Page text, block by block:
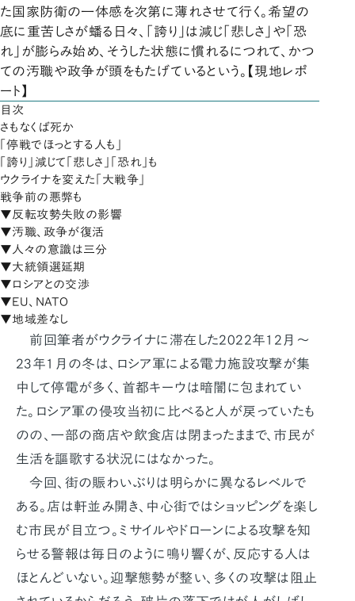
た国家防衛の一体感を次第に薄れさせて行く。希望の
底に重苦しさが蟠る日々、「誇り」は減じ「悲しさ」や「恐
れ」が膨らみ始め、そうした状態に慣れるにつれて、かつ
ての汚職や政争が頭をもたげているという。【現地レポ
ート】
目次
さもなくば死か
「停戦でほっとする人も」
「誇り」減じて「悲しさ」「恐れ」も
ウクライナを変えた「大戦争」
戦争前の悪弊も
▼反転攻勢失敗の影響
▼汚職、政争が復活
▼人々の意識は三分
▼大統領選延期
▼ロシアとの交渉
▼EU、NATO
▼地域差なし
前回筆者がウクライナに滞在した2022年12月～
23年1月の冬は、ロシア軍による電力施設攻撃が集
中して停電が多く、首都キーウは暗闇に包まれてい
た。ロシア軍の侵攻当初に比べると人が戻っていたも
のの、一部の商店や飲食店は閉まったままで、市民が
生活を謳歌する状況にはなかった。
今回、街の賑わいぶりは明らかに異なるレベルで
ある。店は軒並み開き、中心街ではショッピングを楽し
む市民が目立つ。ミサイルやドローンによる攻撃を知
らせる警報は毎日のように鳴り響くが、反応する人は
ほとんどいない。迎撃態勢が整い、多くの攻撃は阻止